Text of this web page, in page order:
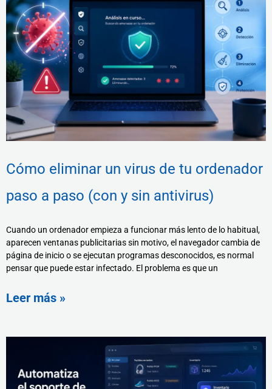
Cómo eliminar un virus de tu ordenador
paso a paso (con y sin antivirus)
Cuando un ordenador empieza a funcionar más lento de lo habitual,
aparecen ventanas publicitarias sin motivo, el navegador cambia de
página de inicio o se ejecutan programas desconocidos, es normal
pensar que puede estar infectado. El problema es que un
Leer más »